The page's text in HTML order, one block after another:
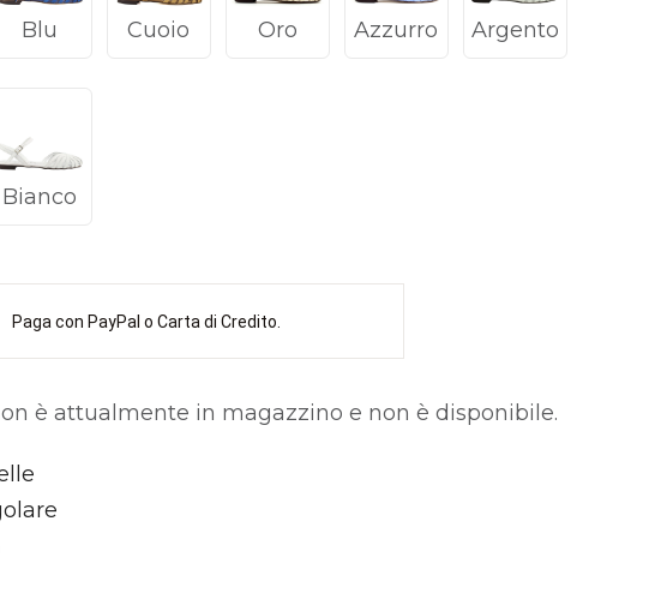
Blu Cuoio Oro Azzurro Argento
Bianco
Paga con PayPal o Carta di Credito.
è attualmente in magazzino e non è disponibile.